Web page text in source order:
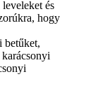
és
hogy
betűket,